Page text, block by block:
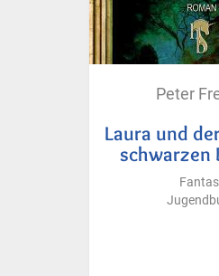
Peter
Laura und
schwarzen